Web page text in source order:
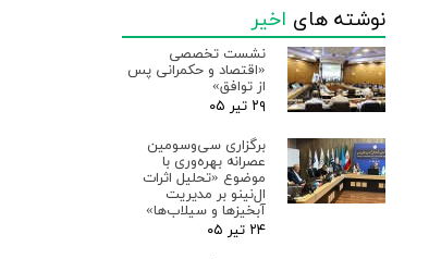
خروج از حساب
کاربری
نوشته های اخیر
نشست تخصصی
«اقتصاد و حکمرانی پس
از توافق»
۲۹ تیر ۰۵
برگزاری سی‌وسومین
عصرانه بهره‌وری با
موضوع «تحلیل اثرات
ال‌نینو بر مدیریت
آبخیزها و سیلاب‌ها»
۲۴ تیر ۰۵